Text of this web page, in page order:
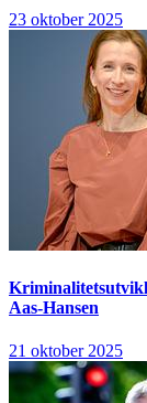
23 oktober 2025
Aas-Hansen
21 oktober 2025